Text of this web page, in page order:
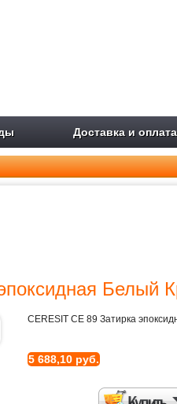
Доставка и оплата
Белый
CERESIT CE 89 Затирка
5 688,10 руб.